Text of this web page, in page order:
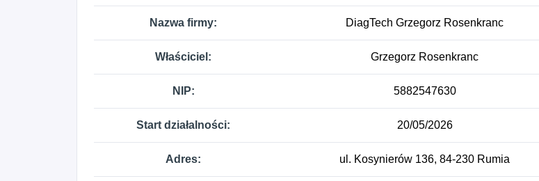
Nazwa firmy: DiagTech Grzegorz Rosenkranc
Właściciel: Grzegorz Rosenkranc
NIP: 5882547630
Start działalności: 20/05/2026
Adres: ul. Kosynierów 136, 84-230 Rumia